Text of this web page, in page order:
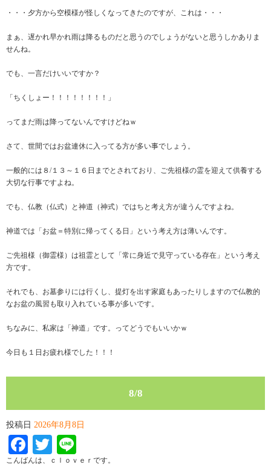
・・・夕方から空模様が怪しくなってきたのですが、これは・・・
まぁ、遅かれ早かれ雨は降るものだと思うのでしょうがないと思うしかありま
せんね。
でも、一言だけいいですか？
「ちくしょー！！！！！！！！」
ってまだ雨は降ってないんですけどねｗ
さて、世間ではお盆連休に入ってる方が多い事でしょう。
一般的には８/１３～１６日までとされており、ご先祖様の霊を迎えて供養する
大切な行事ですよね。
でも、仏教（仏式）と神道（神式）ではちと考え方が違うんですよね。
神道では「お盆＝特別に帰ってくる日」という考え方は薄いんです。
ご先祖様（御霊様）は祖霊として「常に身近で見守っている存在」という考え
方です。
それでも、お墓参りには行くし、提灯を出す家庭もあったりしますので仏教的
なお盆の風習も取り入れている事が多いです。
ちなみに、私家は「神道」です。ってどうでもいいかｗ
今日も１日お疲れ様でした！！！
8/8
投稿日 2026年8月8日
Facebook
Twitter
こんばんは、ｃｌｏｖｅｒです。